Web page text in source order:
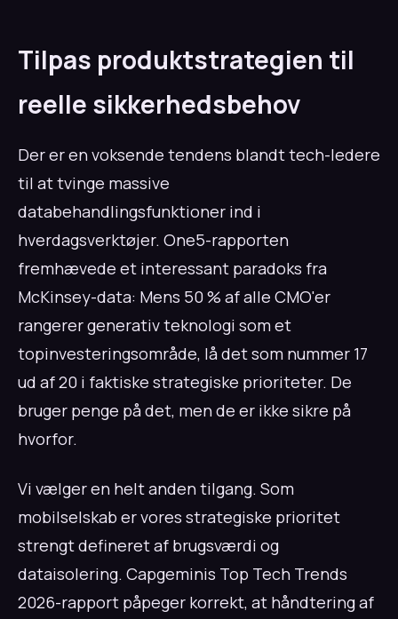
Tilpas produktstrategien til
reelle sikkerhedsbehov
Der er en voksende tendens blandt tech-ledere
til at tvinge massive
databehandlingsfunktioner ind i
hverdagsverktøjer. One5-rapporten
fremhævede et interessant paradoks fra
McKinsey-data: Mens 50 % af alle CMO'er
rangerer generativ teknologi som et
topinvesteringsområde, lå det som nummer 17
ud af 20 i faktiske strategiske prioriteter. De
bruger penge på det, men de er ikke sikre på
hvorfor.
Vi vælger en helt anden tilgang. Som
mobilselskab er vores strategiske prioritet
strengt defineret af brugsværdi og
dataisolering. Capgeminis Top Tech Trends
2026-rapport påpeger korrekt, at håndtering af